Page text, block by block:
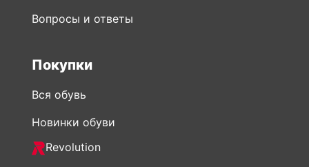
Вопросы и ответы
Покупки
Вся обувь
Новинки обуви
Revolution